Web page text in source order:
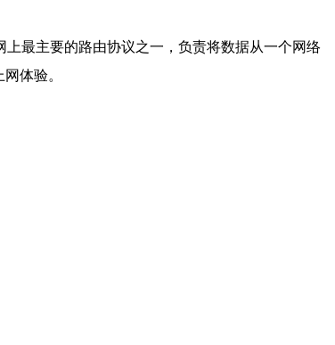
最主要的路由协议之一，负责将数据从一个网络
体验。